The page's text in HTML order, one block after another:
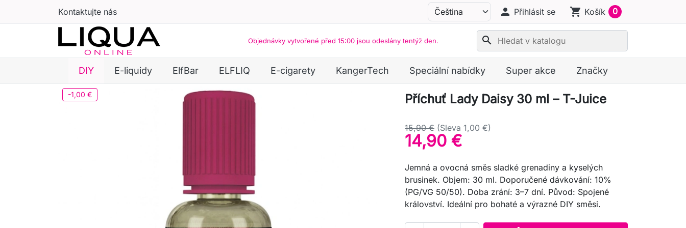
Kontaktujte nás person Přihlásit se shopping_cart Košík 0
Objednávky vytvořené před 15:00 jsou odeslány tentýž den. search
DIY E-liquidy ElfBar ELFLIQ E-cigarety KangerTech Speciální nabídky Super akce Značky
-1,00 € Příchuť Lady Daisy 30 ml – T-Juice
15,90 € (Sleva 1,00 €)
14,90 €
Jemná a ovocná směs sladké grenadiny a kyselých
brusinek. Objem: 30 ml. Doporučené dávkování: 10%
(PG/VG 50/50). Doba zrání: 3–7 dní. Původ: Spojené
království. Ideální pro bohaté a výrazné DIY směsi.